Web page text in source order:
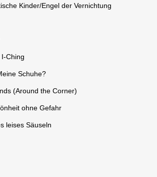
Kinder/Engel der Vernichtung
Ching
Schuhe?
(Around the Corner)
ohne Gefahr
leises Säuseln